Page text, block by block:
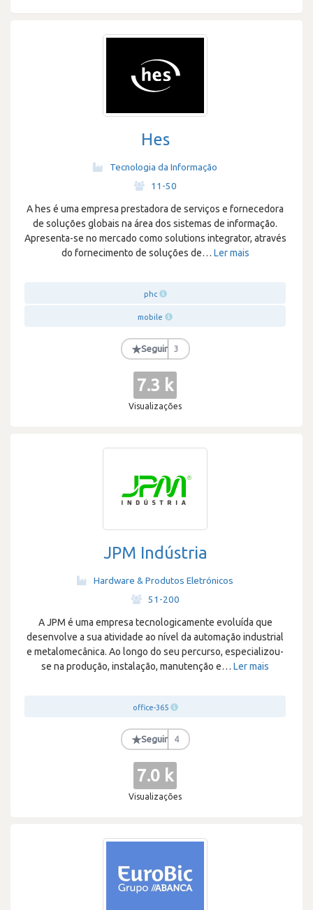
Hes
Tecnologia da Informação
11-50
A hes é uma empresa prestadora de serviços e fornecedora
de soluções globais na área dos sistemas de informação.
Apresenta-se no mercado como solutions integrator, através
do fornecimento de soluções de… Ler mais
phc
mobile
★Seguir 3
7.3 k
Visualizações
JPM Indústria
Hardware & Produtos Eletrónicos
51-200
A JPM é uma empresa tecnologicamente evoluída que
desenvolve a sua atividade ao nível da automação industrial
e metalomecânica. Ao longo do seu percurso, especializou-
se na produção, instalação, manutenção e… Ler mais
office-365
★Seguir 4
7.0 k
Visualizações